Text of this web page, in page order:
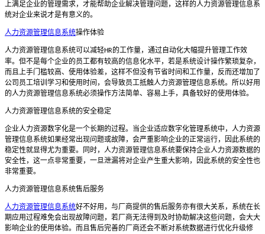
上满足企业的管理需求，才能帮助企业解决管理问题，这样的人力资源管理信息系
统对企业来说才是有意义的。
人力资源管理信息系统操作体验
人力资源管理信息系统可以减轻HR的工作量，通过自动化大幅提升管理工作效
率。但不是每个企业的员工都有较高的信息化水平，若是系统设计操作繁琐复杂，
而且上手门槛较高、使用体验差，这样不但没有节省时间和工作量，反而还增加了
公司员工培训学习和使用时间，会导致员工抵触人力资源管理信息系统。所以好用
的人力资源管理信息系统必须操作方法简单、容易上手，具备较好的使用体验。
人力资源管理信息系统的安全稳定
企业人力资源数字化是一个长期的过程。当企业适应数字化管理系统中，人力资源
管理信息系统如果经常出现问题或故障，会严重影响企业的正常运行，因此系统的
稳定性就显得尤为重要。同时，人力资源管理信息系统要保持企业人力资源数据的
安全性，这一点非常重要，一旦泄漏将对企业产生重大影响，因此系统的安全性也
非常重要。
人力资源管理信息系统售后服务
人力资源管理信息系统好不好用，与厂商提供的售后服务亦有很大关系，系统在长
期应用过程难免会出现故障问题，若厂商无法得到及时协助解决这些问题，会大大
影响企业的使用体验。而且售后完善的厂商还会不断对系统数据进行优化升级修